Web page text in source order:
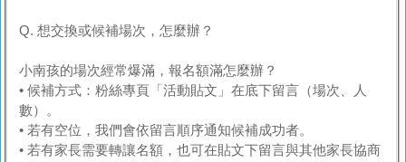
Q. 想交換或候補場次，怎麼辦？
小南孩的場次經常爆滿，報名額滿怎麼辦？
• 候補方式：粉絲專頁「活動貼文」在底下留言（場次、人
數）。
• 若有空位，我們會依留言順序通知候補成功者。
• 若有家長需要轉讓名額，也可在貼文下留言與其他家長協商